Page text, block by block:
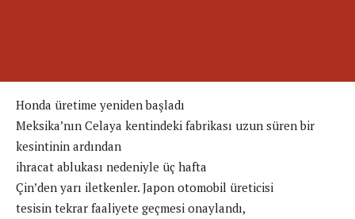
Honda üretime yeniden başladı
Meksika’nın Celaya kentindeki fabrikası uzun süren bir
kesintinin ardından
ihracat ablukası nedeniyle üç hafta
Çin’den yarı iletkenler. Japon otomobil üreticisi
tesisin tekrar faaliyete geçmesi onaylandı,